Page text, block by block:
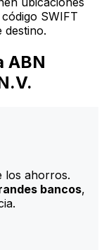
SWIFT
destino.
ABN
los ahorros.
bancos,